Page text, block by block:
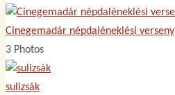
Cinegemadár népdaléneklési verseny
3 Photos
sulizsák